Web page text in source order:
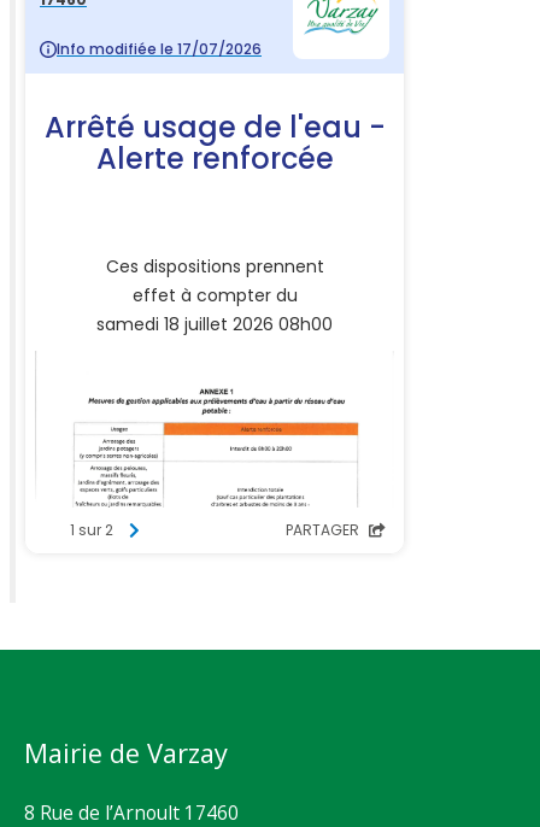
Mairie de Varzay
8 Rue de l’Arnoult 17460